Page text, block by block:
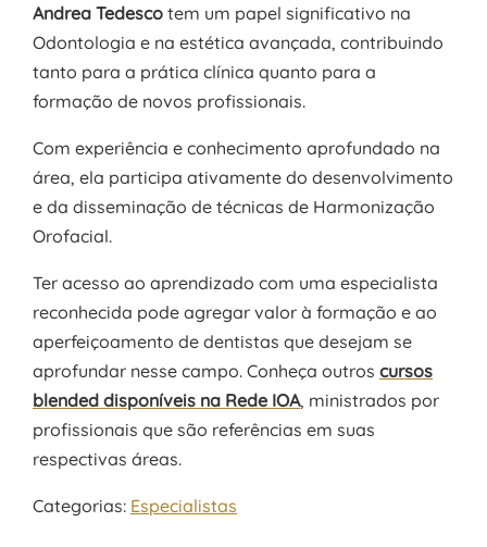
Andrea Tedesco tem um papel significativo na
Odontologia e na estética avançada, contribuindo
tanto para a prática clínica quanto para a
formação de novos profissionais.
Com experiência e conhecimento aprofundado na
área, ela participa ativamente do desenvolvimento
e da disseminação de técnicas de Harmonização
Orofacial.
Ter acesso ao aprendizado com uma especialista
reconhecida pode agregar valor à formação e ao
aperfeiçoamento de dentistas que desejam se
aprofundar nesse campo. Conheça outros cursos
blended disponíveis na Rede IOA, ministrados por
profissionais que são referências em suas
respectivas áreas.
Categorias: Especialistas